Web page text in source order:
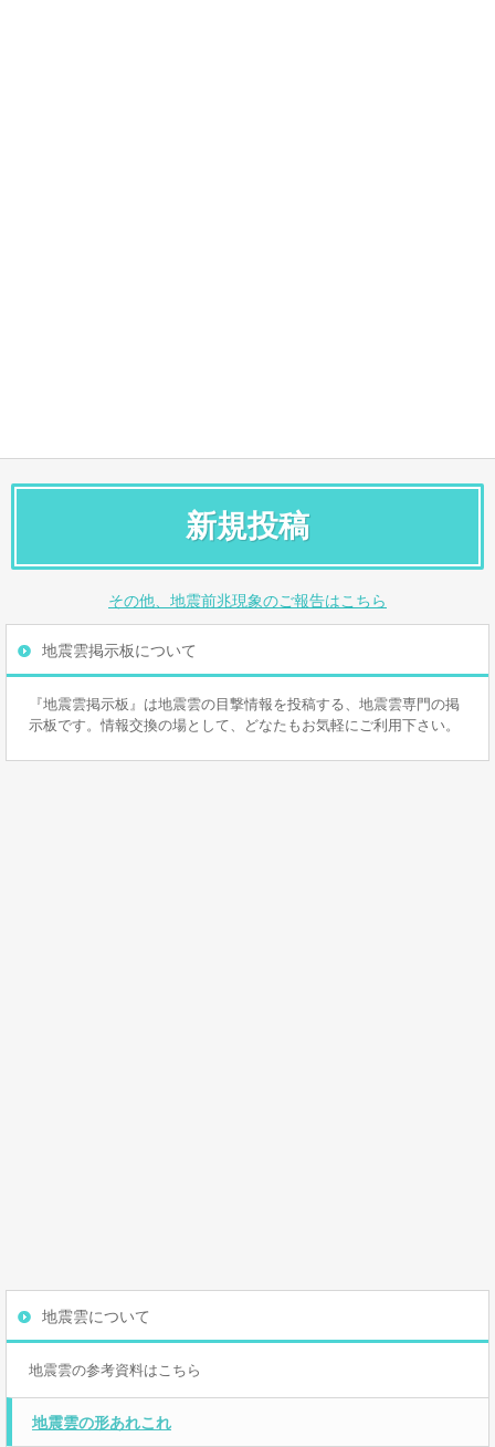
新規投稿
その他、地震前兆現象のご報告はこちら
地震雲掲示板について
『地震雲掲示板』は地震雲の目撃情報を投稿する、地震雲専門の掲
示板です。情報交換の場として、どなたもお気軽にご利用下さい。
地震雲について
地震雲の参考資料はこちら
地震雲の形あれこれ